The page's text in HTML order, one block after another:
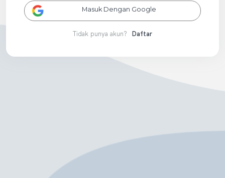
Masuk Dengan Google
Tidak punya akun? Daftar